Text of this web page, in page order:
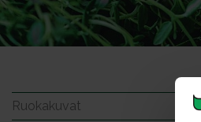
Ruokakuvat